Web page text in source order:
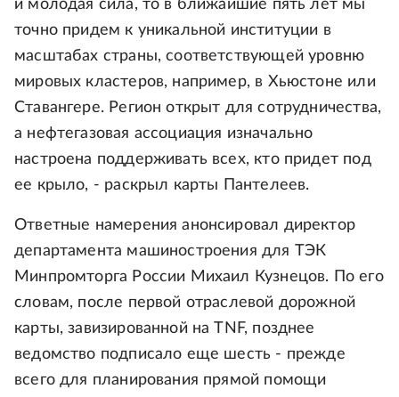
и молодая сила, то в ближайшие пять лет мы
точно придем к уникальной институции в
масштабах страны, соответствующей уровню
мировых кластеров, например, в Хьюстоне или
Ставангере. Регион открыт для сотрудничества,
а нефтегазовая ассоциация изначально
настроена поддерживать всех, кто придет под
ее крыло, - раскрыл карты Пантелеев.
Ответные намерения анонсировал директор
департамента машиностроения для ТЭК
Минпромторга России Михаил Кузнецов. По его
словам, после первой отраслевой дорожной
карты, завизированной на TNF, позднее
ведомство подписало еще шесть - прежде
всего для планирования прямой помощи